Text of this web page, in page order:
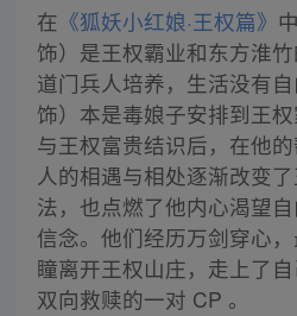
在 《狐妖小红娘·王权篇》
饰）是王权霸业和东方淮
道门兵人培养，生活没有
饰）本是毒娘子安排到王权
与王权富贵结识后，在他
人的相遇与相处逐渐改变
法，也点燃了他内心渴望
信念。他们经历万剑穿心
瞳离开王权山庄，走上了
双向救赎的一对 CP 。